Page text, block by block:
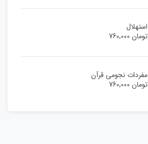
استهلال
تومان760,000
مفردات نجومی قرآن
تومان760,000